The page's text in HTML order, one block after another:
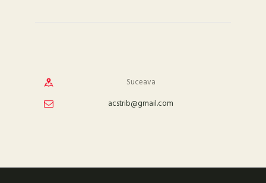
Suceava
acstrib@gmail.com